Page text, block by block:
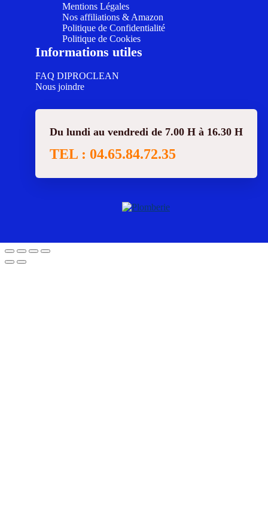
Mentions Légales
Nos affiliations & Amazon
Politique de Confidentialité
Politique de Cookies
Informations utiles
FAQ DIPROCLEAN
Nous joindre
Du lundi au vendredi de 7.00 H à 16.30 H
TEL : 04.65.84.72.35